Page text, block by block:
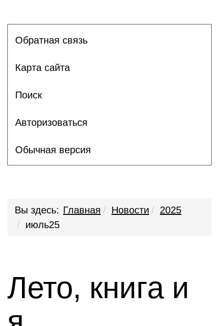
Обратная связь
Карта сайта
Поиск
Авторизоваться
Обычная версия
Вы здесь: Главная Новости
2025
июль25
Лето, книга и